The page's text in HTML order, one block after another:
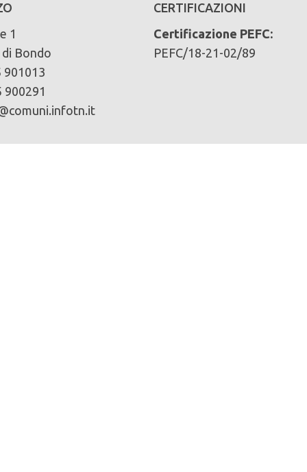
1
Bondo
901013
900291
CERTIFICAZIONI
Certificazione PEFC:
PEFC/18-21-02/89
silvestre 4% faggio 2%